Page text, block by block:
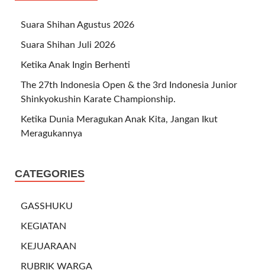
Suara Shihan Agustus 2026
Suara Shihan Juli 2026
Ketika Anak Ingin Berhenti
The 27th Indonesia Open & the 3rd Indonesia Junior
Shinkyokushin Karate Championship.
Ketika Dunia Meragukan Anak Kita, Jangan Ikut
Meragukannya
CATEGORIES
GASSHUKU
KEGIATAN
KEJUARAAN
RUBRIK WARGA